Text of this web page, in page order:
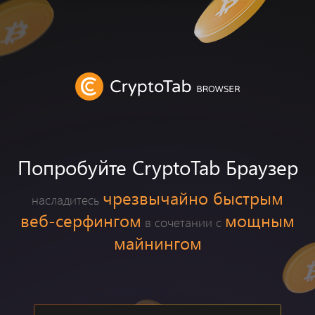
Попробуйте CryptoTab Браузер
насладитесь чрезвычайно быстрым
веб-серфингом в сочетании с мощным
майнингом